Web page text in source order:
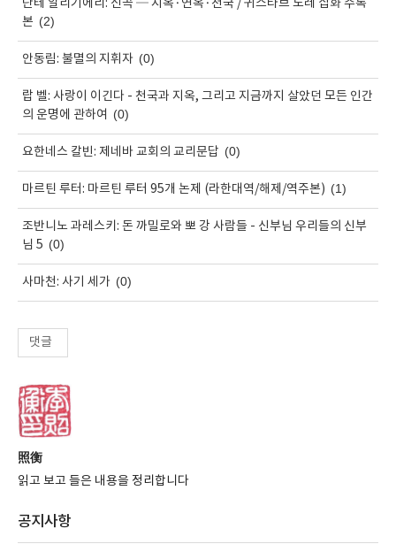
단테 알리기에리: 신곡 ─ 지옥·연옥·천국 / 귀스타브 도레 삽화 수록
본 (2)
안동림: 불멸의 지휘자 (0)
랍 벨: 사랑이 이긴다 - 천국과 지옥, 그리고 지금까지 살았던 모든 인간
의 운명에 관하여
(0)
요한네스 칼빈: 제네바 교회의 교리문답 (0)
마르틴 루터: 마르틴 루터 95개 논제 (라한대역/해제/역주본) (1)
조반니노 과레스키: 돈 까밀로와 뽀 강 사람들 - 신부님 우리들의 신부
님 5 (0)
사마천: 사기 세가 (0)
댓글
照衡
읽고 보고 들은 내용을 정리합니다
공지사항